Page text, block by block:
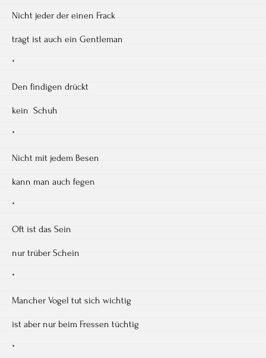
Nicht jeder der einen Frack
trägt ist auch ein Gentleman
*
Den findigen drückt
kein Schuh
*
Nicht mit jedem Besen
kann man auch fegen
*
Oft ist das Sein
nur trüber Schein
*
Mancher Vogel tut sich wichtig
ist aber nur beim Fressen tüchtig
*